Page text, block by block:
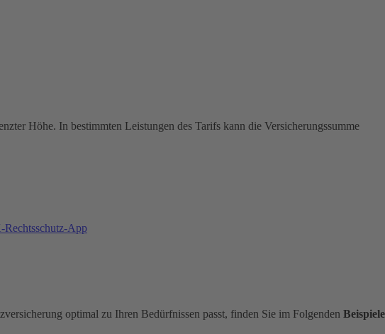
Höhe. In bestimmten Leistungen des Tarifs kann die Versicherungssumme
App
optimal zu Ihren Bedürfnissen passt, finden Sie im Folgenden Beispiele